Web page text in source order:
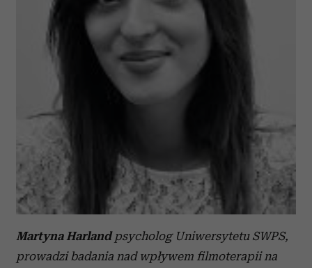
Martyna Harlandpsycholog Uniwersytetu SWPS,
prowadzi badania nad wpływem filmoterapii na